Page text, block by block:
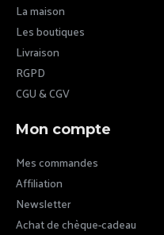
La maison
Les boutiques
Livraison
RGPD
CGU & CGV
Mon compte
Mes commandes
Affiliation
Newsletter
Achat de chèque-cadeau